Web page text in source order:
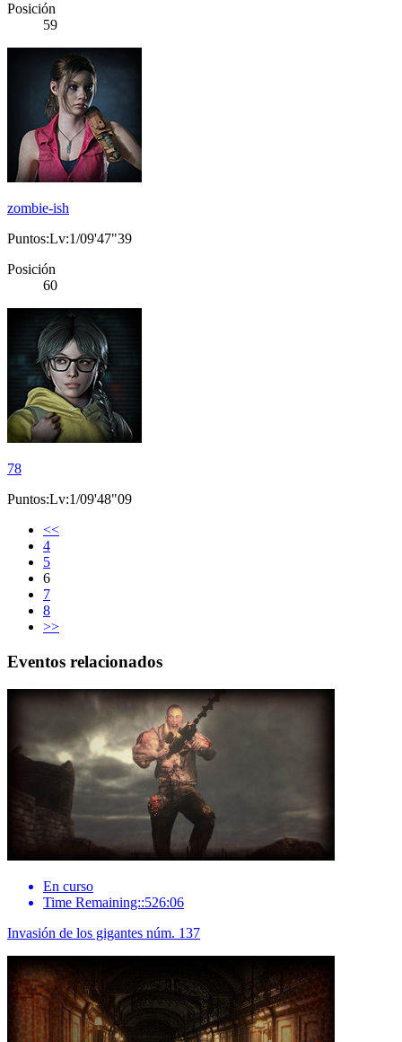
Posición
59
zombie-ish
Puntos:Lv:1/09'47"39
Posición
60
78
Puntos:Lv:1/09'48"09
<<
4
5
6
7
8
>>
Eventos relacionados
En curso
Time Remaining::526:06
Invasión de los gigantes núm. 137